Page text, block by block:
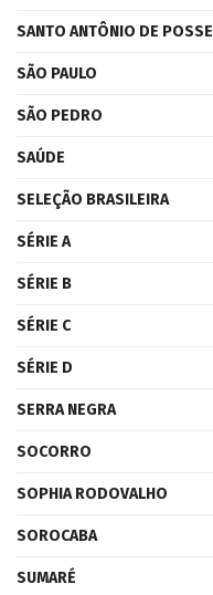
SANTO ANTÔNIO DE POSSE
SÃO PAULO
SÃO PEDRO
SAÚDE
SELEÇÃO BRASILEIRA
SÉRIE A
SÉRIE B
SÉRIE C
SÉRIE D
SERRA NEGRA
SOCORRO
SOPHIA RODOVALHO
SOROCABA
SUMARÉ